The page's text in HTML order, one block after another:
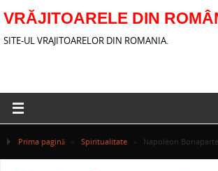
VRĂJITOARELE DIN
SITE-UL VRAJITOARELOR DIN ROMANIA.
Prima pagină » Spiritualitate » Napoleon